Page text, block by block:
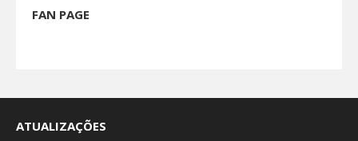
FAN PAGE
ATUALIZAÇÕES